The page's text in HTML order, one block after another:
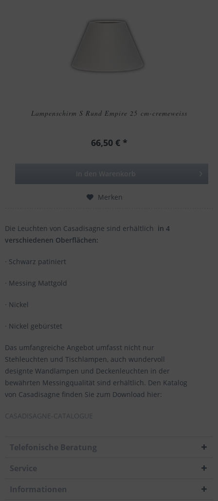
Lampenschirm S Rund Empire 25 cm-cremeweiss
66,50 € *
Merken
Die Leuchten von Casadisagne sind erhältlich in 4
verschiedenen Oberflächen:
· Schwarz patiniert
· Messing Mattgold
· Nickel
· Nickel gebürstet
Das umfangreiche Angebot umfasst nicht nur
Stehleuchten und Tischlampen, auch wundervoll
designte Wandlampen und Deckenleuchten in der
bewährten Messingqualität sind erhältlich. Den Katalog
von Casadisagne finden Sie zum Download hier:
CASADISAGNE-CATALOGUE
Telefonische Beratung
Service
Informationen